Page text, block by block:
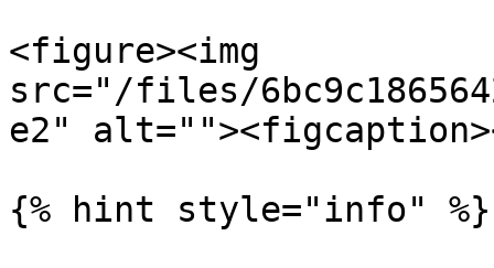
<figure><img
src="/files/
e2"
{% hint style="info" %}